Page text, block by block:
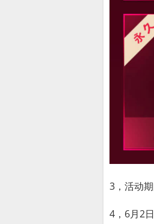
3，活动
4，6月2